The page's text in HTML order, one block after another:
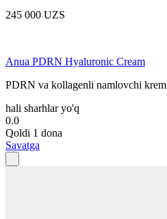
245 000 UZS
Anua PDRN Hyaluronic Cream
PDRN va kollagenli namlovchi krem
hali sharhlar yo'q
0.0
Qoldi 1 dona
Savatga